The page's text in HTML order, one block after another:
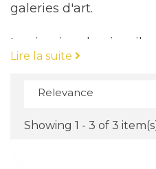
galeries d'art.
La cimaise classic rail
version améliorée de la
galeries d'art.
Lire la suite
Relevance
Showing 1 - 3 of 3